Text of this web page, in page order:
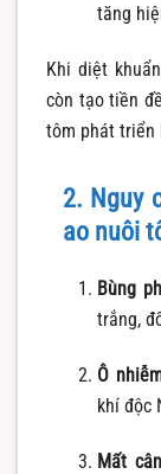
tăng
Khi diệt
còn tạo tiền
tôm phát triển
2. Nguy
ao nuôi
Bùng
trắng,
Ô
khí độc
Mất